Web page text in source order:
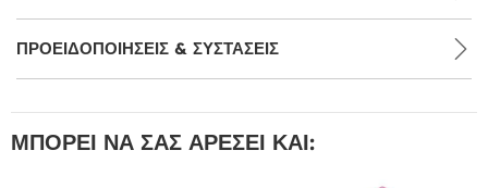
ΠΡΟΕΙΔΟΠΟΙΉΣΕΙΣ & ΣΥΣΤΆΣΕΙΣ
ΜΠΟΡΕΊ ΝΑ ΣΑΣ ΑΡΈΣΕΙ ΚΑΙ: